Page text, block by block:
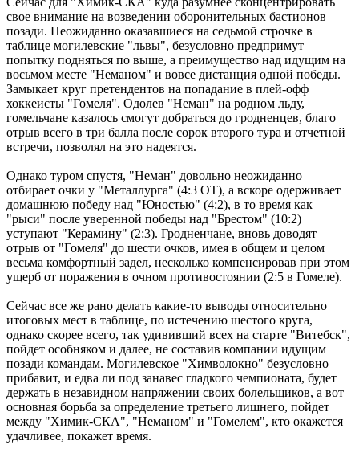
свое внимание на возведении оборонительных бастионов
позади. Неожиданно оказавшиеся на седьмой строчке в
таблице могилевские "львы", безусловно предпримут
попытку подняться по выше, а преимущество над идущим на
восьмом месте "Неманом" и вовсе дистанция одной победы.
Замыкает круг претендентов на попадание в плей-офф
хоккеисты "Гомеля". Одолев "Неман" на родном льду,
гомельчане казалось смогут добраться до гродненцев, благо
отрыв всего в три балла после сорок второго тура и отчетной
встречи, позволял на это надеятся.
Однако туром спустя, "Неман" довольно неожиданно
отбирает очки у "Металлурга" (4:3 ОТ), а вскоре одерживает
домашнюю победу над "Юностью" (4:2), в то время как
"рыси" после уверенной победы над "Брестом" (10:2)
уступают "Керамину" (2:3). Гродненчане, вновь доводят
отрыв от "Гомеля" до шести очков, имея в общем и целом
весьма комфортный задел, несколько компенсировав при этом
ущерб от поражения в очном противостоянии (2:5 в Гомеле).
Сейчас все же рано делать какие-то выводы относительно
итоговых мест в таблице, по истечению шестого круга,
однако скорее всего, так удививший всех на старте "Витебск",
пойдет особняком и далее, не составив компании идущим
позади командам. Могилевское "Химволокно" безусловно
прибавит, и едва ли под занавес гладкого чемпионата, будет
держать в незавидном напряжении своих болельщиков, а вот
основная борьба за определение третьего лишнего, пойдет
между "Химик-СКА", "Неманом" и "Гомелем", кто окажется
удачливее, покажет время.